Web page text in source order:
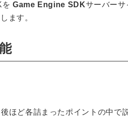
を Game Engine SDKサーバー
ます。
ほど各詰まったポイントの中で